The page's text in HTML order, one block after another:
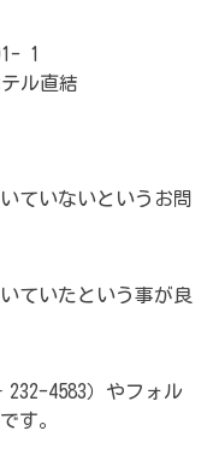
1
ル直結
ていないというお問
ていたという事が良
4583）やフォル
す。